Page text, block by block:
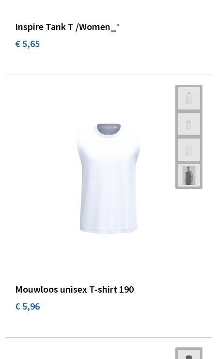
Inspire Tank T /Women_°
€ 5,65
Mouwloos unisex T-shirt 190
€ 5,96